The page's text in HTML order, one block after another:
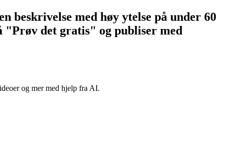
med høy ytelse på under 60
"Prøv det gratis" og publiser med
og mer med hjelp fra AI.